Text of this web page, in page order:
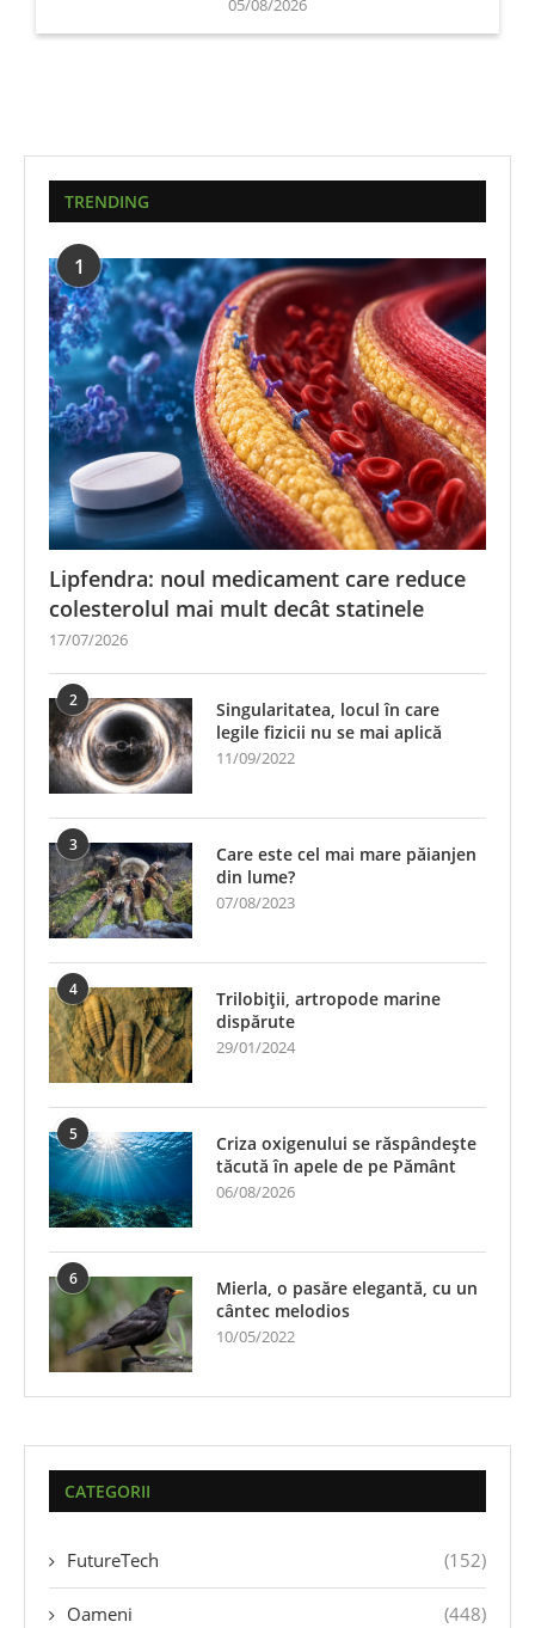
05/08/2026
TRENDING
1
Lipfendra: noul medicament care reduce
colesterolul mai mult decât statinele
17/07/2026
2
Singularitatea, locul în care
legile fizicii nu se mai aplică
11/09/2022
3
Care este cel mai mare păianjen
din lume?
07/08/2023
4
Trilobiții, artropode marine
dispărute
29/01/2024
5
Criza oxigenului se răspândește
tăcută în apele de pe Pământ
06/08/2026
6
Mierla, o pasăre elegantă, cu un
cântec melodios
10/05/2022
CATEGORII
FutureTech (152)
Oameni (448)